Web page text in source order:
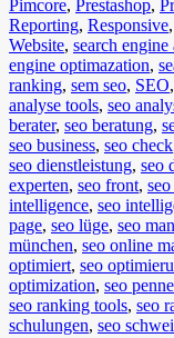
Pimcore, Prestashop,
Reporting, Responsive,
Website, search
engine optimazation,
ranking, sem seo, SEO,
analyse tools, seo
berater, seo beratung,
seo business, seo check
seo dienstleistung, seo
experten, seo front,
intelligence, seo
page, seo lüge, seo
münchen, seo online
optimiert, seo
optimization, seo
seo ranking tools, seo
schulungen, seo